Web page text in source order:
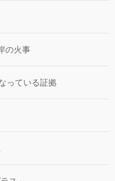
の火事
っている証拠